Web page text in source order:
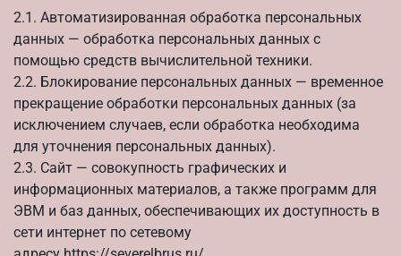
2.1. Автоматизированная обработка персональных
данных — обработка персональных данных с
помощью средств вычислительной техники.
2.2. Блокирование персональных данных — временное
прекращение обработки персональных данных (за
исключением случаев, если обработка необходима
для уточнения персональных данных).
2.3. Сайт — совокупность графических и
информационных материалов, а также программ для
ЭВМ и баз данных, обеспечивающих их доступность в
сети интернет по сетевому